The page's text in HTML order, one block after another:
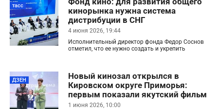
тасс
кинорынка нужна система
дистрибуции в СНГ
4 июня 2026, 19:44
Исполнительный директор фонда Федор Соснов
отметил, что ее нужно создать и укрепить
ДЗЕН
Новый кинозал открылся в
Кировском округе Приморья:
первым показали якутский фильм
1 июня 2026, 10:00